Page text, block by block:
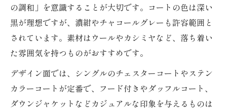
の調和」を意識することが大切です。コートの色は深い
黒が理想ですが、濃紺やチャコールグレーも許容範囲と
されています。素材はウールやカシミヤなど、落ち着い
た雰囲気を持つものがおすすめです。
デザイン面では、シングルのチェスターコートやステン
カラーコートが定番で、フード付きやダッフルコート、
ダウンジャケットなどカジュアルな印象を与えるものは